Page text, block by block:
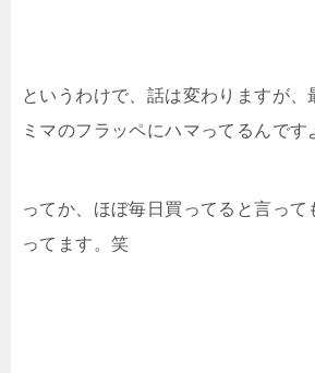
というわけで、話は変わりますが、
ミマのフラッペにハマってるんです
ってか、ほぼ毎日買ってると言って
ってます。笑